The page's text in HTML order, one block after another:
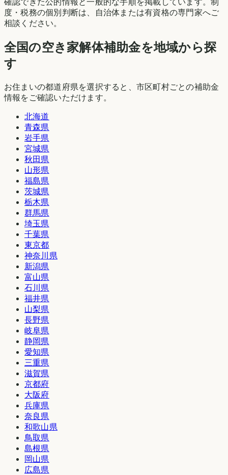
確認できた公的情報と一般的な手順を掲載しています。制
度・税務の個別判断は、自治体または有資格の専門家へご
相談ください。
全国の空き家解体補助金を地域から探
す
お住まいの都道府県を選択すると、市区町村ごとの補助金
情報をご確認いただけます。
北海道
青森県
岩手県
宮城県
秋田県
山形県
福島県
茨城県
栃木県
群馬県
埼玉県
千葉県
東京都
神奈川県
新潟県
富山県
石川県
福井県
山梨県
長野県
岐阜県
静岡県
愛知県
三重県
滋賀県
京都府
大阪府
兵庫県
奈良県
和歌山県
鳥取県
島根県
岡山県
広島県